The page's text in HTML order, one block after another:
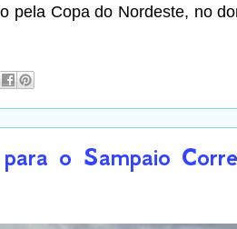
pela Copa do Nordeste, no
o Sampaio